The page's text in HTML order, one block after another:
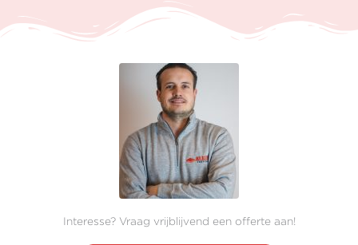
Interesse? Vraag vrijblijvend een offerte aan!